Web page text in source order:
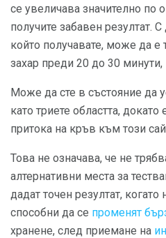
се увеличава значително
получите забавен резултат.
който получавате, може да е
захар преди 20 до 30
Може да сте в състояние да
като триете областта, докато
притока на кръв към този
Това не означава, че не
алтернативни места за
дадат точен резултат,
способни да се променят
хранене, след приемане на